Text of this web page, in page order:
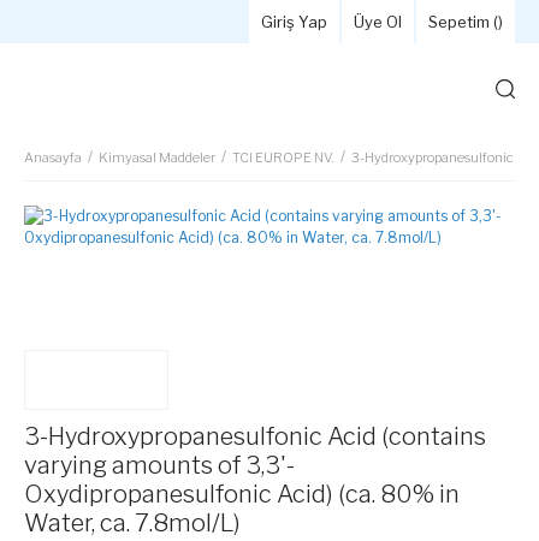
Giriş Yap Üye Ol Sepetim ()
Anasayfa Kimyasal Maddeler TCI EUROPE NV. 3-Hydroxypropanesulfonic
3-Hydroxypropanesulfonic Acid (contains
varying amounts of 3,3'-
Oxydipropanesulfonic Acid) (ca. 80% in
Water, ca. 7.8mol/L)